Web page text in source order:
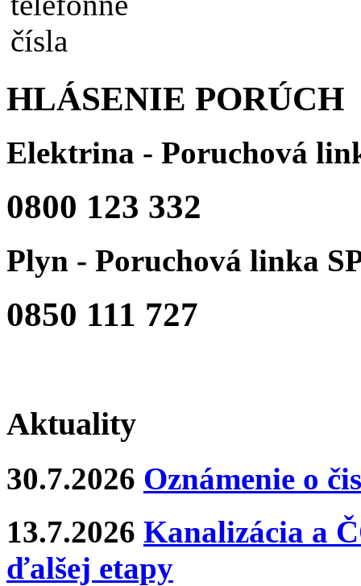
HLÁSENIE PORÚCH
Elektrina - Poruchová
0800 123 332
Plyn - Poruchová linka
0850 111 727
Aktuality
30.7.2026 Oznámenie o
13.7.2026 Kanalizácia a
ďalšej etapy